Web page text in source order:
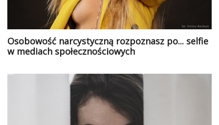
Osobowość narcystyczną rozpoznasz po... selfie
w mediach społecznościowych